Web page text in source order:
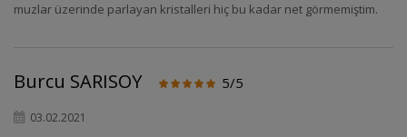
muzlar üzerinde parlayan kristalleri hiç bu kadar net görmemiştim.
Burcu SARISOY 5/5
03.02.2021